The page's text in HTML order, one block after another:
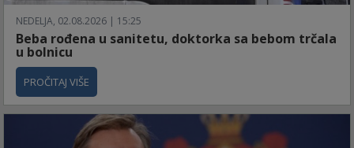
NEDELJA, 02.08.2026 | 15:25
Beba rođena u sanitetu, doktorka sa bebom trčala
u bolnicu
PROČITAJ VIŠE